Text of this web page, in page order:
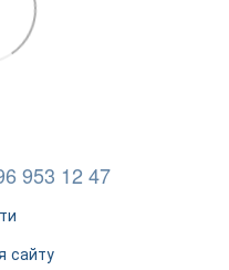
953 12 47
сайту